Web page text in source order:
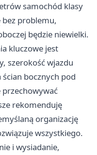
samochód klasy
bez problemu,
będzie niewielki.
kluczowe jest
szerokość wjazdu
bocznych pod
przechowywać
rekomenduję
organizację
wszystkiego.
i wysiadanie,